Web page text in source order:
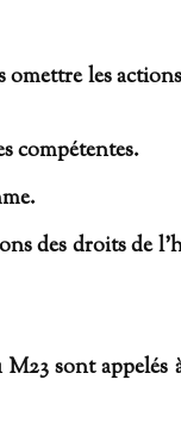
les
compétentes.
des droits de
sont